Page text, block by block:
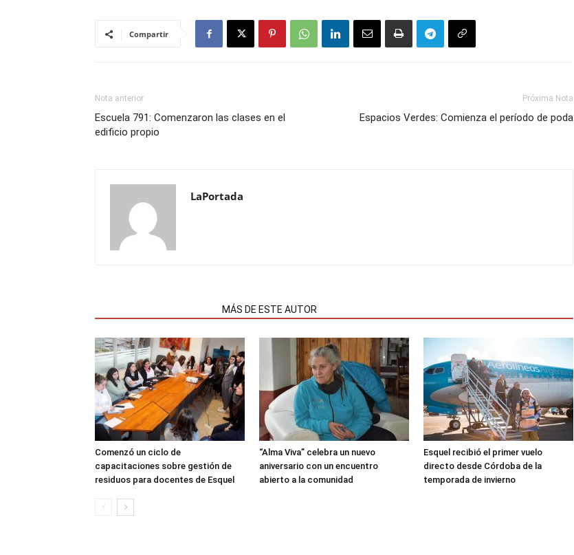
Compartir
Nota anterior
Escuela 791: Comenzaron las clases en el
edificio propio
Próxima Nota
Espacios Verdes: Comienza el período de poda
LaPortada
MÁS DE ESTE AUTOR
Comenzó un ciclo de
capacitaciones sobre gestión de
residuos para docentes de Esquel
“Alma Viva” celebra un nuevo
aniversario con un encuentro
abierto a la comunidad
Esquel recibió el primer vuelo
directo desde Córdoba de la
temporada de invierno